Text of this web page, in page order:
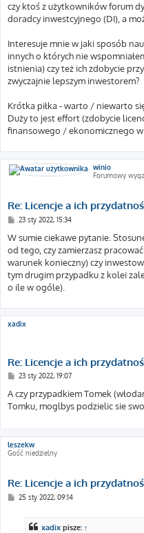
czy ktoś z użytkowników forum
doradcy inwestcyjnego (DI), a
Interesuje mnie w jaki sposób
innych o których nie
istnienia) czy też ich zdobycie
zwyczajnie lepszym inwestorem?
Krótka piłka - warto / niewarto
Duży to jest effort (zdobycie
finansowego / ekonomicznego
winio
Forumowy wyga
Re: Licencje a ich
P
s
23 sty 2022, 15:34
W sumie ciekawe pytanie.
od tego, czy zamierzasz
warunek konieczny) czy
tym drugim przypadku z kolei
o ile w ogóle).
xadix
Re: Licencje a ich
P
s
t
23 sty 2022, 19:07
A czy przypadkiem Tomek
Tomku, moglbys podzielic sie
leszekw
Gość niedzielny
Re: Licencje a ich
P25 sty 2022, 09:14
xadix pisze: ↑